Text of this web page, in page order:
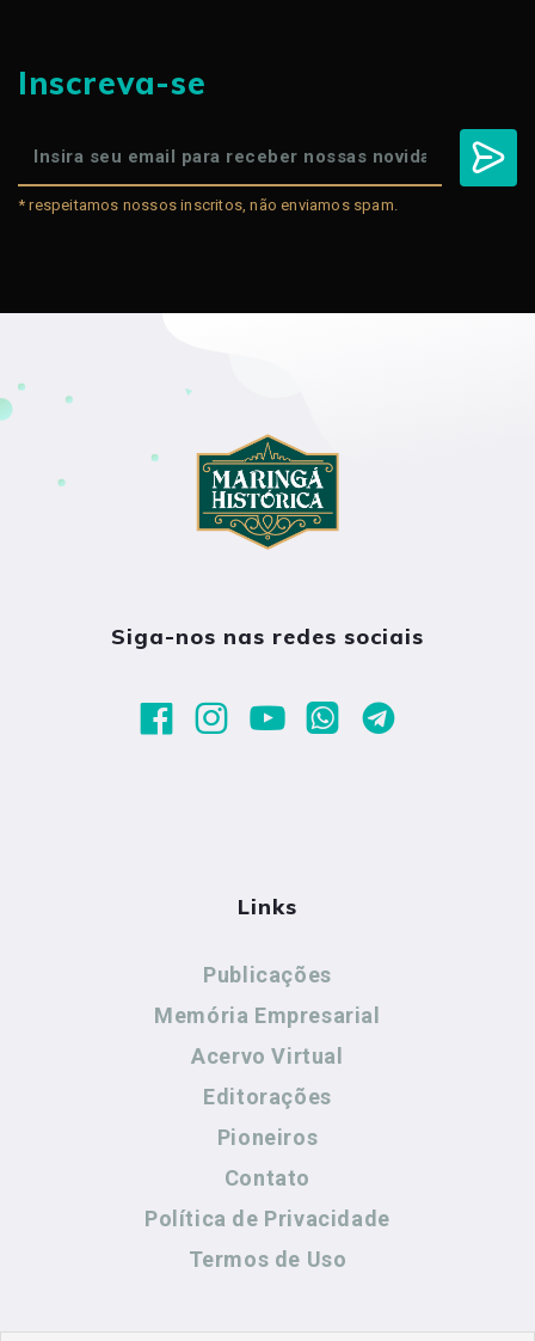
Inscreva-se
* respeitamos nossos inscritos, não enviamos spam.
Siga-nos nas redes sociais
Links
Publicações
Memória Empresarial
Acervo Virtual
Editorações
Pioneiros
Contato
Política de Privacidade
Termos de Uso